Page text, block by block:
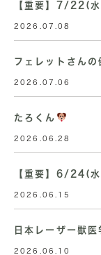
【重要】7/22(
2026.07.08
フェレットさん
2026.07.06
たろくん
2026.06.28
【重要】6/24(
2026.06.15
日本レーザー獣医
2026.06.10